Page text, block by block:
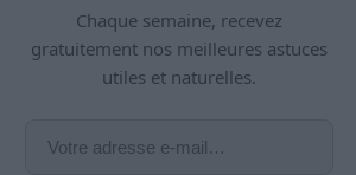
Chaque semaine, recevez
gratuitement nos meilleures astuces
utiles et naturelles.